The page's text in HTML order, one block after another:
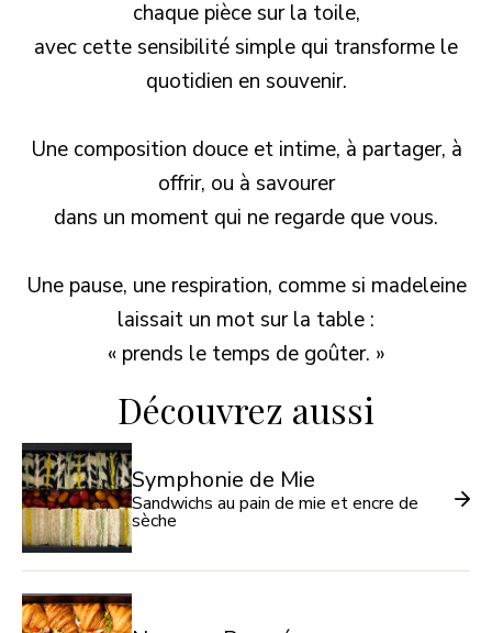
chaque pièce sur la toile,
avec cette sensibilité simple qui transforme le
quotidien en souvenir.
Une composition douce et intime, à partager, à
offrir, ou à savourer
dans un moment qui ne regarde que vous.
Une pause, une respiration, comme si madeleine
laissait un mot sur la table :
« prends le temps de goûter. »
Découvrez aussi
Symphonie de Mie
Sandwichs au pain de mie et encre de
sèche